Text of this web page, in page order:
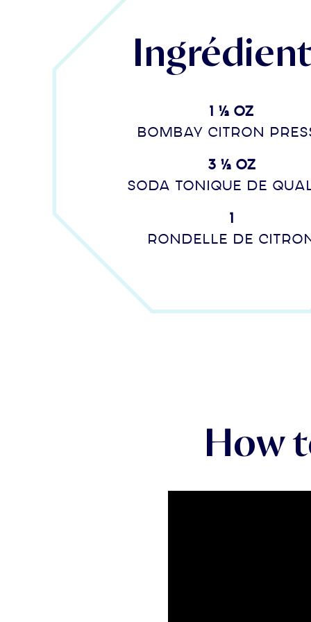
1 ½ oz
Bombay Citron
3 ½ oz
Soda tonique de
1
rondelle de
How